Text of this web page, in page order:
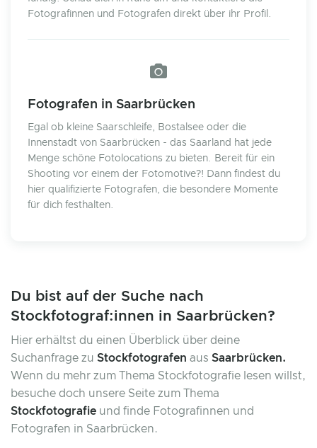
Fotografinnen und Fotografen direkt über ihr Profil.
Fotografen in Saarbrücken
Egal ob kleine Saarschleife, Bostalsee oder die
Innenstadt von Saarbrücken - das Saarland hat jede
Menge schöne Fotolocations zu bieten. Bereit für ein
Shooting vor einem der Fotomotive?! Dann findest du
hier qualifizierte Fotografen, die besondere Momente
für dich festhalten.
Du bist auf der Suche nach
Stockfotograf:innen in Saarbrücken?
Hier erhältst du einen Überblick über deine
Suchanfrage zu Stockfotografen aus Saarbrücken.
Wenn du mehr zum Thema Stockfotografie lesen willst,
besuche doch unsere Seite zum Thema
Stockfotografie und finde Fotografinnen und
Fotografen in Saarbrücken.